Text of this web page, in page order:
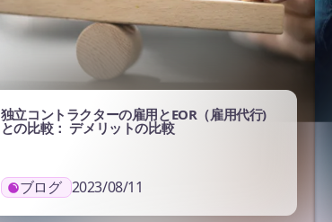
独立コントラクターの雇用とEOR（雇用代行)
との比較： デメリットの比較
ブログ 2023/08/11